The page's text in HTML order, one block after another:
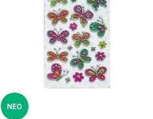
ΝΈΟ